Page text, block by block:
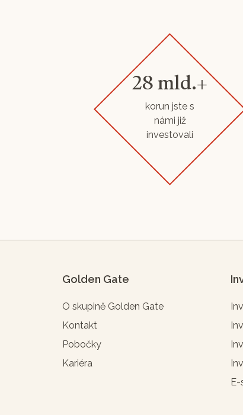
28 mld.+
korun jste s
námi již
investovali
Golden Gate
O skupině Golden Gate
Kontakt
Pobočky
Kariéra
E-